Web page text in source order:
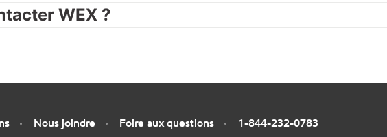
WEX ?
Nous joindre Foire aux questions 1-844-232-0783